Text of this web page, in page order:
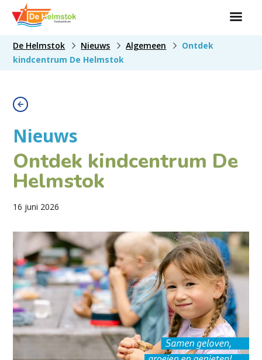
De Helmstok Nieuws Algemeen
Ontdek
kindcentrum De Helmstok
Nieuws
Ontdek kindcentrum De
Helmstok
16 juni 2026